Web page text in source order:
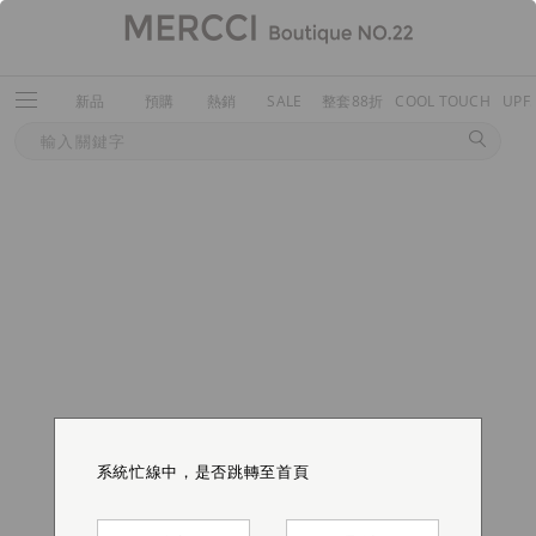
新品 預購 熱銷 SALE 整套88折 COOL TOUCH
系統忙線中，是否跳轉至首頁
系統忙線中，是否跳轉至首頁
系統忙線中，是否跳轉至首頁
系統忙線中，是否跳轉至首頁
系統忙線中，是否跳轉至首頁